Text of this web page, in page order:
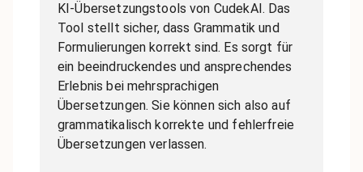
KI-Übersetzungstools von CudekAI. Das
Tool stellt sicher, dass Grammatik und
Formulierungen korrekt sind. Es sorgt für
ein beeindruckendes und ansprechendes
Erlebnis bei mehrsprachigen
Übersetzungen. Sie können sich also auf
grammatikalisch korrekte und fehlerfreie
Übersetzungen verlassen.